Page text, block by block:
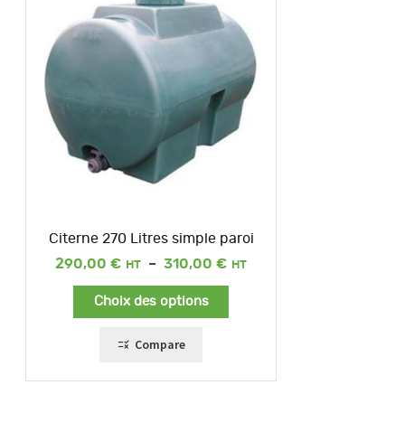
Citerne 270 Litres simple paroi
290,00 € – 310,00 €
Plage
Choix des options
Compare